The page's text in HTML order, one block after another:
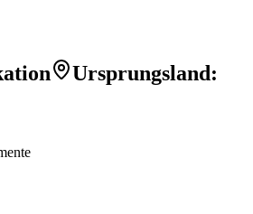
Ursprungsland: